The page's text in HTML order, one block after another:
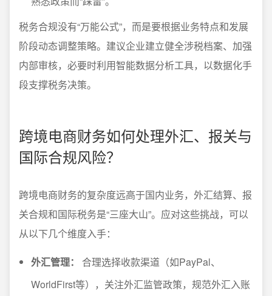
税务合规没有“万能公式”，而是要根据业务特点和发展
阶段动态调整策略。建议企业建立健全涉税档案、加强
内部审核，必要时利用智能数据分析工具，以数据化手
段支撑税务决策。
跨境电商财务如何处理外汇、报关与
国际合规风险？
跨境电商财务的复杂度远高于国内业务，外汇结算、报
关合规和国际税务是“三座大山”。应对这些挑战，可以
从以下几个维度入手：
外汇管理：
合理选择收款渠道（如PayPal、
WorldFirst等），关注外汇监管政策，规范外汇入账